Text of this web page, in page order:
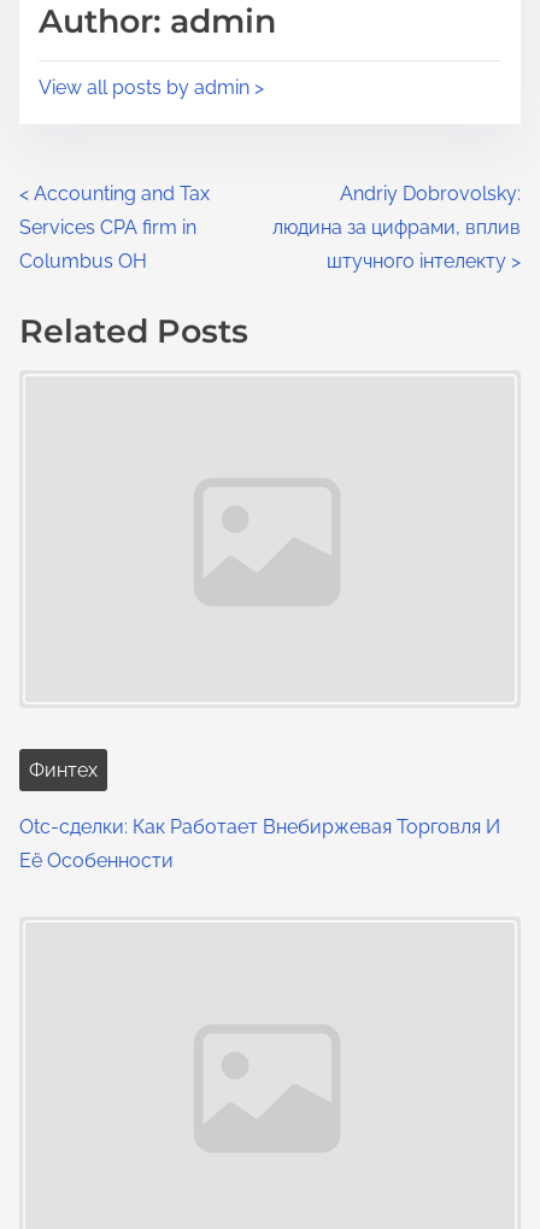
Author: admin
View all posts by admin >
< Accounting and Tax
Services CPA firm in
Columbus OH
Andriy Dobrovolsky:
людина за цифрами, вплив
штучного інтелекту >
Related Posts
Финтех
Otc-сделки: Как Работает Внебиржевая Торговля И
Её Особенности